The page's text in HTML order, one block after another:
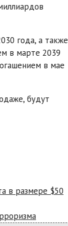
года, а также
в марте 2039
в мае
будут
в размере $50